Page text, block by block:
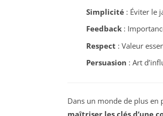
Simplicité: Éviter le
Feedback:
Respect : Valeur
Persuasion : Art
Dans un monde de plus en
maîtriser les clés d’une